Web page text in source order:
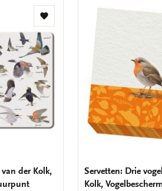
Toevoegen
aan
verlanglijst
der Kolk,
Servetten: Drie
Kolk,